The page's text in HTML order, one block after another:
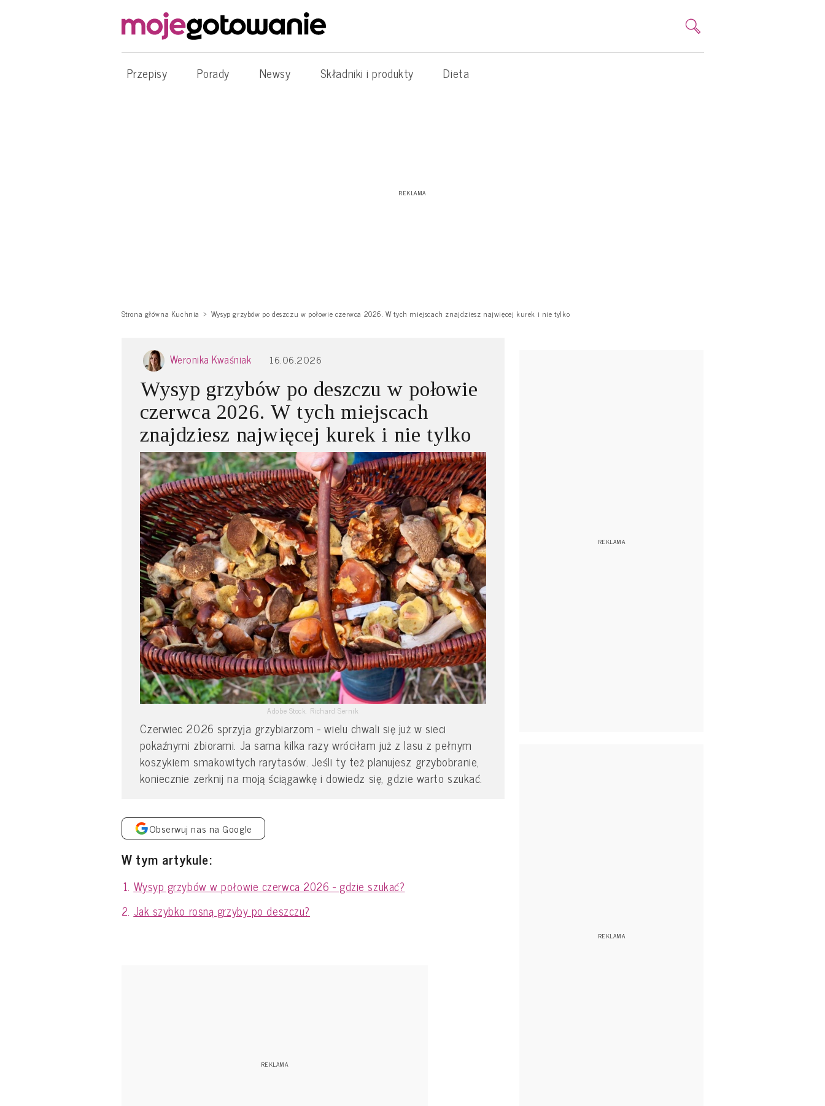
Przepisy Porady Newsy Składniki i produkty Dieta
Strona główna Kuchnia Wysyp grzybów po deszczu w połowie czerwca 2026. W tych miejscach znajdziesz najwięcej kurek i nie tylko
Weronika Kwaśniak 16.06.2026
Wysyp grzybów po deszczu w połowie
czerwca 2026. W tych miejscach
znajdziesz najwięcej kurek i nie tylko
Adobe Stock, Richard Sernik
Czerwiec 2026 sprzyja grzybiarzom - wielu chwali się już w sieci
pokaźnymi zbiorami. Ja sama kilka razy wróciłam już z lasu z pełnym
koszykiem smakowitych rarytasów. Jeśli ty też planujesz grzybobranie,
koniecznie zerknij na moją ściągawkę i dowiedz się, gdzie warto szukać.
Obserwuj nas na Google
W tym artykule:
Wysyp grzybów w połowie czerwca 2026 - gdzie szukać?
Jak szybko rosną grzyby po deszczu?